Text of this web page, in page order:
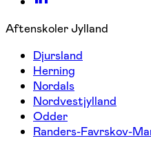
Aftenskoler Jylland
Djursland
Herning
Nordals
Nordvestjylland
Odder
Randers-Favrskov-